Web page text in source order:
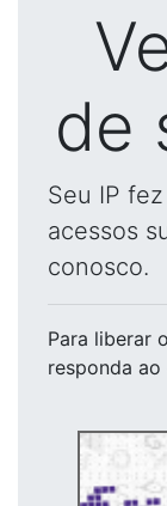
de
Seu IP
acessos
conosco.
Para liberar
responda